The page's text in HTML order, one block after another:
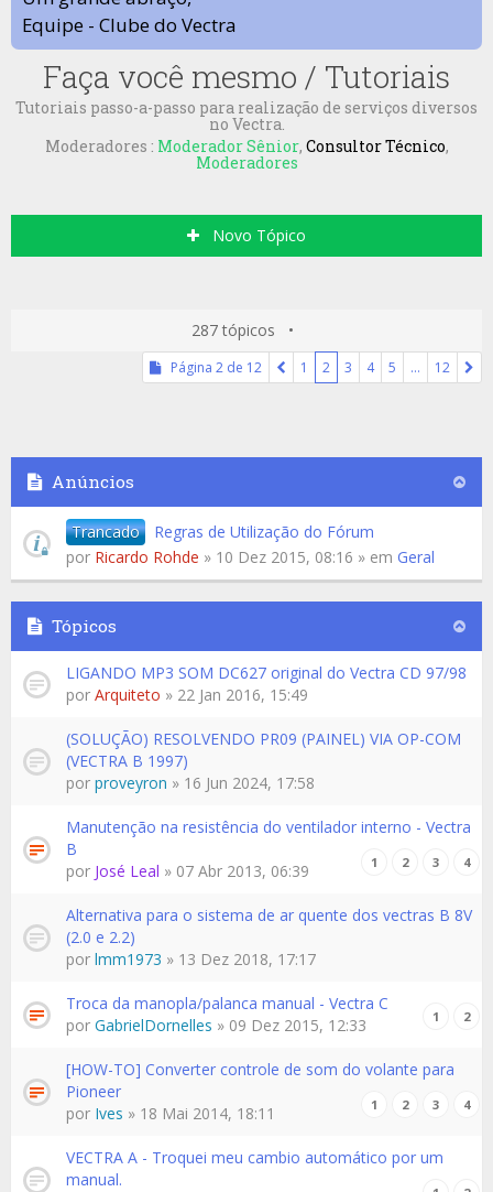
Equipe - Clube do Vectra
Faça você mesmo / Tutoriais
Tutoriais passo-a-passo para realização de serviços diversos
no Vectra.
Moderadores : Moderador Sênior, Consultor Técnico,
Moderadores
Novo Tópico
287 tópicos •
Página 2 de 12 1 2 3 4 5 … 12
Anúncios
Trancado
Regras de Utilização do Fórum
por Ricardo Rohde » 10 Dez 2015, 08:16 » em Geral
Tópicos
LIGANDO MP3 SOM DC627 original do Vectra CD 97/98
por Arquiteto » 22 Jan 2016, 15:49
(SOLUÇÃO) RESOLVENDO PR09 (PAINEL) VIA OP-COM
(VECTRA B 1997)
por proveyron » 16 Jun 2024, 17:58
Manutenção na resistência do ventilador interno - Vectra
B
1 2 3 4
por José Leal » 07 Abr 2013, 06:39
Alternativa para o sistema de ar quente dos vectras B 8V
(2.0 e 2.2)
por lmm1973 » 13 Dez 2018, 17:17
Troca da manopla/palanca manual - Vectra C
1 2
por GabrielDornelles » 09 Dez 2015, 12:33
[HOW-TO] Converter controle de som do volante para
Pioneer
1 2 3 4
por Ives » 18 Mai 2014, 18:11
VECTRA A - Troquei meu cambio automático por um
manual.